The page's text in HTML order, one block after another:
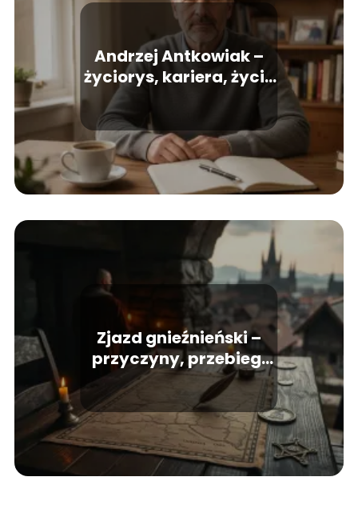
Andrzej Antkowiak –
życiorys, kariera, życie
Zjazd gnieźnieński –
przyczyny, przebieg,
znaczenie historyczne